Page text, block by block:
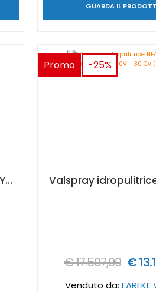
GUARDA IL
Valspray idropulitrice HEAVY DUTY BXs a benzina 25 Cv (18,6 kW)
Promo -25%
€ 17.507,00 €
Venduto da:FAREKE